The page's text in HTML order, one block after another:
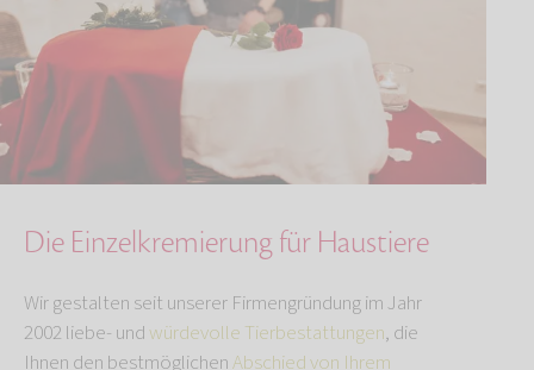
Die Einzelkremierung für Haustiere
Wir gestalten seit unserer Firmengründung im Jahr
2002 liebe- undwürdevolle Tierbestattungen, die
Ihnen den bestmöglichenAbschied von Ihrem